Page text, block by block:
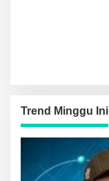
Trend Minggu Ini